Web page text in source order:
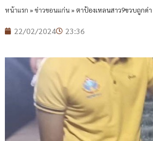
หน้าแรก »ข่าวขอนแก่น»ตาป้องเหลนสาว9ขวบถูกด่
22/02/2024 23:36